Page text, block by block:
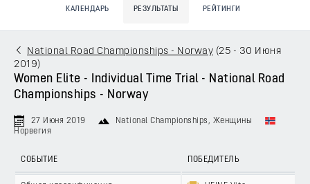
КАЛЕНДАРЬ РЕЗУЛЬТАТЫ РЕЙТИНГИ
National Road Championships - Norway (25 - 30 Июня
2019)
Women Elite - Individual Time Trial - National Road
Championships - Norway
27 Июня 2019 National Championships , Женщины
Норвегия
СОБЫТИЕ ПОБЕДИТЕЛЬ